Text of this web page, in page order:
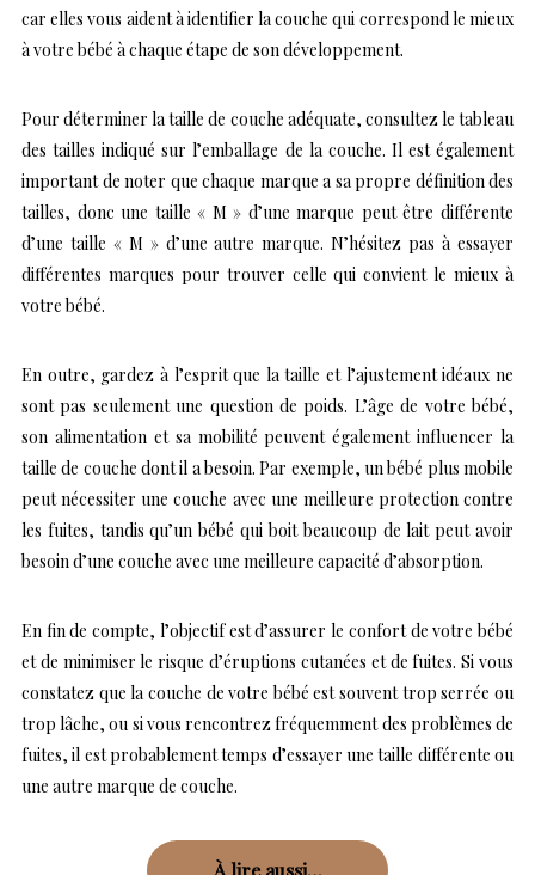
car elles vous aident à identifier la couche qui correspond le mieux
à votre bébé à chaque étape de son développement.
Pour déterminer la taille de couche adéquate, consultez le tableau
des tailles indiqué sur l’emballage de la couche. Il est également
important de noter que chaque marque a sa propre définition des
tailles, donc une taille « M » d’une marque peut être différente
d’une taille « M » d’une autre marque. N’hésitez pas à essayer
différentes marques pour trouver celle qui convient le mieux à
votre bébé.
En outre, gardez à l’esprit que la taille et l’ajustement idéaux ne
sont pas seulement une question de poids. L’âge de votre bébé,
son alimentation et sa mobilité peuvent également influencer la
taille de couche dont il a besoin. Par exemple, un bébé plus mobile
peut nécessiter une couche avec une meilleure protection contre
les fuites, tandis qu’un bébé qui boit beaucoup de lait peut avoir
besoin d’une couche avec une meilleure capacité d’absorption.
En fin de compte, l’objectif est d’assurer le confort de votre bébé
et de minimiser le risque d’éruptions cutanées et de fuites. Si vous
constatez que la couche de votre bébé est souvent trop serrée ou
trop lâche, ou si vous rencontrez fréquemment des problèmes de
fuites, il est probablement temps d’essayer une taille différente ou
une autre marque de couche.